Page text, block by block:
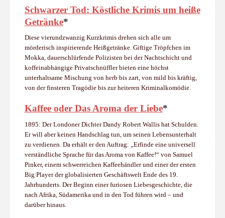
Schwarzer Tod: Köstliche Krimis um heiße
Getränke*
Diese vierundzwanzig Kurzkrimis drehen sich alle um
mörderisch inspirierende Heißgetränke. Giftige Tröpfchen im
Mokka, dauerschlürfende Polizisten bei der Nachtschicht und
koffeinabhängige Privatschnüffler bieten eine höchst
unterhaltsame Mischung von herb bis zart, von mild bis kräftig,
von der finsteren Tragödie bis zur heiteren Kriminalkomödie.
Kaffee oder Das Aroma der Liebe*
1895: Der Londoner Dichter Dandy Robert Wallis hat Schulden.
Er will aber keinen Handschlag tun, um seinen Lebensunterhalt
zu verdienen. Da erhält er den Auftrag: „Erfinde eine universell
verständliche Sprache für das Aroma von Kaffee!“ von Samuel
Pinker, einem schwerreichen Kaffeehändler und einer der ersten
Big Player der globalisierten Geschäftswelt Ende des 19.
Jahrhunderts. Der Beginn einer furiosen Liebesgeschichte, die
nach Afrika, Südamerika und in den Tod führen wird – und
darüber hinaus.